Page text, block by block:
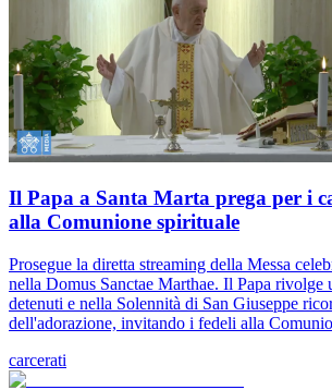
Il Papa a Santa Marta prega per i
alla Comunione spirituale
Prosegue la diretta streaming della Messa
nella Domus Sanctae Marthae. Il Papa rivolge
detenuti e nella Solennità di San Giuseppe
dell'adorazione, invitando i fedeli alla
carcerati